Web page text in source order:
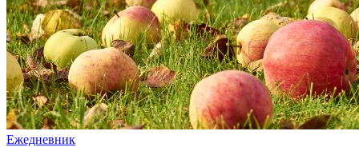
Ежедневник